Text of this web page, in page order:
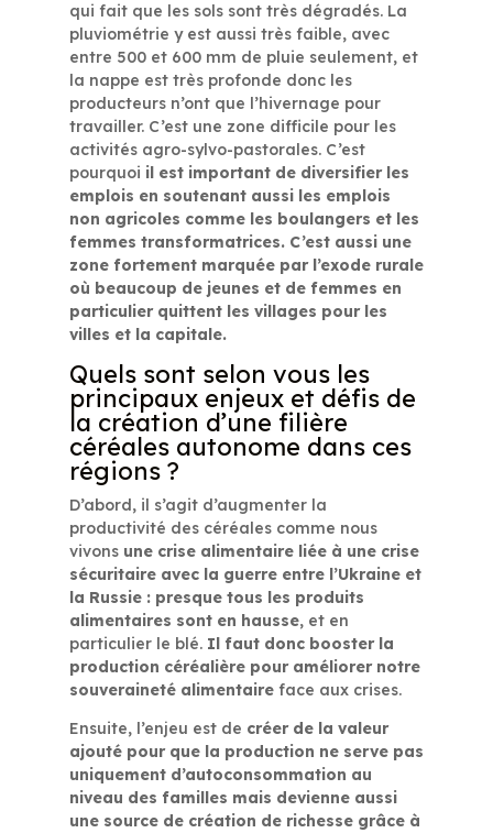
qui fait que les sols sont très dégradés. La
pluviométrie y est aussi très faible, avec
entre 500 et 600 mm de pluie seulement, et
la nappe est très profonde donc les
producteurs n’ont que l’hivernage pour
travailler. C’est une zone difficile pour les
activités agro-sylvo-pastorales. C’est
pourquoi il est important de diversifier les
emplois en soutenant aussi les emplois
non agricoles comme les boulangers et les
femmes transformatrices. C’est aussi une
zone fortement marquée par l’exode rurale
où beaucoup de jeunes et de femmes en
particulier quittent les villages pour les
villes et la capitale.
Quels sont selon vous les
principaux enjeux et défis de
la création d’une filière
céréales autonome dans ces
régions ?
D’abord, il s’agit d’augmenter la
productivité des céréales comme nous
vivonsune crise alimentaire liée à une crise
sécuritaire avec la guerre entre l’Ukraine et
la Russie : presque tous les produits
alimentaires sont en hausse, et en
particulier le blé. Il faut donc booster la
production céréalière pour améliorer notre
souveraineté alimentaire face aux crises.
Ensuite, l’enjeu est de créer de la valeur
ajouté pour que la production ne serve pas
uniquement d’autoconsommation au
niveau des familles mais devienne aussi
une source de création de richesse grâce à